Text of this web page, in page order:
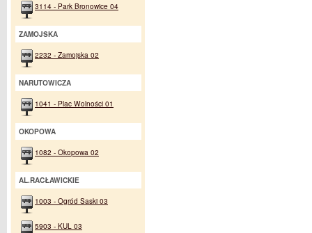
3114 - Park Bronowice 04
ZAMOJSKA
2232 - Zamojska 02
NARUTOWICZA
1041 - Plac Wolności 01
OKOPOWA
1082 - Okopowa 02
AL.RACŁAWICKIE
1003 - Ogród Saski 03
5903 - KUL 03